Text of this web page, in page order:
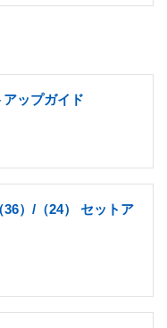
ップガイド
）/（24） セットア